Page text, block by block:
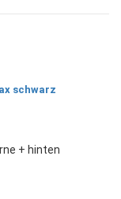
+ hinten